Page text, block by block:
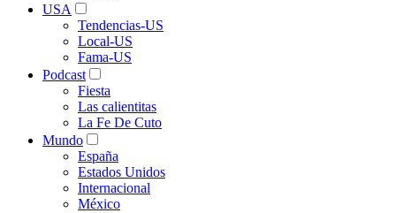
USA
Tendencias-US
Local-US
Fama-US
Podcast
Fiesta
Las calientitas
La Fe De Cuto
Mundo
España
Estados Unidos
Internacional
México